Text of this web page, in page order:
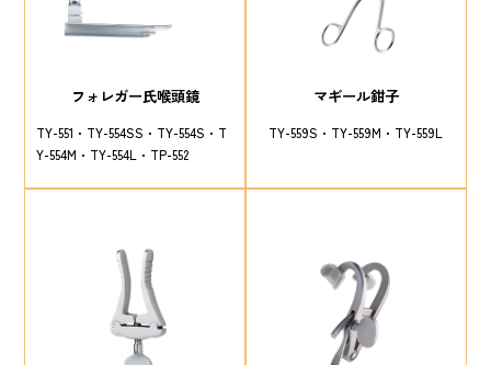
フォレガー氏喉頭鏡
TY-551 TY-554SS TY-554S
T
Y-554M
TY-554L TP-552
マギール鉗子
TY-559S TY-559M TY-559L